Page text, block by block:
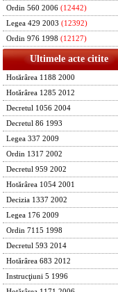
Ordin 560 2006 (12442)
Legea 429 2003 (12392)
Ordin 976 1998 (12127)
Ultimele acte citite
Hotărârea 1188 2000
Hotărârea 1285 2012
Decretul 1056 2004
Decretul 86 1993
Legea 337 2009
Ordin 1317 2002
Decretul 959 2002
Hotărârea 1054 2001
Decizia 1337 2002
Legea 176 2009
Ordin 7115 1998
Decretul 593 2014
Hotărârea 683 2012
Instrucţiuni 5 1996